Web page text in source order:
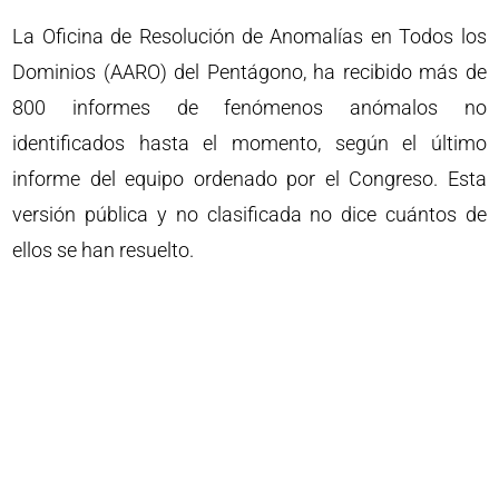
La Oficina de Resolución de Anomalías en Todos los
Dominios (AARO) del Pentágono, ha recibido más de
800 informes de fenómenos anómalos no
identificados hasta el momento, según el último
informe del equipo ordenado por el Congreso. Esta
versión pública y no clasificada no dice cuántos de
ellos se han resuelto.